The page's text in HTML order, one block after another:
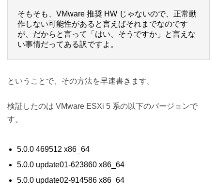
そもそも、VMware 推奨 HW じゃないので、正常動
作しない可能性があると言えばそれまでなのです
が、だからと言って「はい、そうですか」と言えな
い事情だってある訳ですよ。
ということで、その方法を早速書きます。
検証したのは VMware ESXi 5 系の以下のバージョンで
す。
5.0.0 469512 x86_64
5.0.0 update01-623860 x86_64
5.0.0 update02-914586 x86_64